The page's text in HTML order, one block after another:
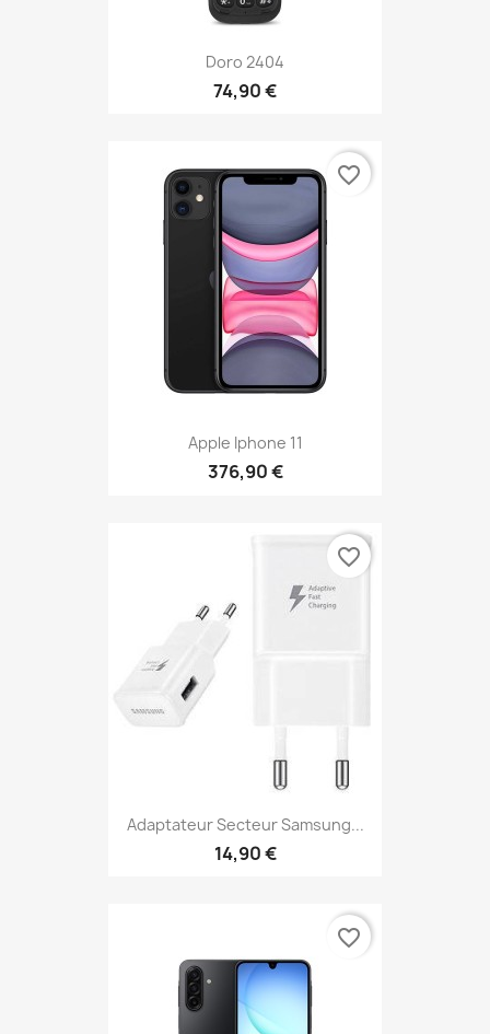
Doro 2404
74,90 €
Apple Iphone 11
376,90 €
favorite_border
Adaptateur Secteur Samsung...
14,90 €
favorite_border
favorite_border